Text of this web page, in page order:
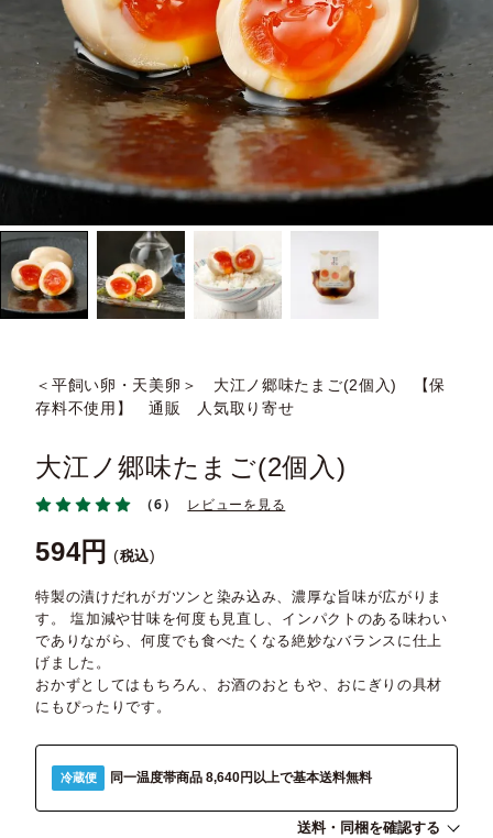
＜平飼い卵・天美卵＞ 大江ノ郷味たまご(2個入) 【保
存料不使用】 通販 人気取り寄せ
大江ノ郷味たまご(2個入)
（6） レビューを見る
594 税込
特製の漬けだれがガツンと染み込み、濃厚な旨味が広がりま
す。 塩加減や甘味を何度も見直し、インパクトのある味わい
でありながら、何度でも食べたくなる絶妙なバランスに仕上
げました。
おかずとしてはもちろん、お酒のおともや、おにぎりの具材
にもぴったりです。
冷蔵便 同一温度帯商品 8,640円以上で基本送料無料
送料・同梱を確認する